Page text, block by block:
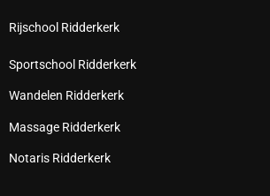
Rijschool Ridderkerk
Sportschool Ridderkerk
Wandelen Ridderkerk
Massage Ridderkerk
Notaris Ridderkerk